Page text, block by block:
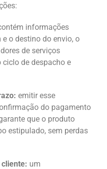
informações
o destino do envio, o
de serviços
de despacho e
emitir esse
do pagamento
que o produto
estipulado, sem perdas
um